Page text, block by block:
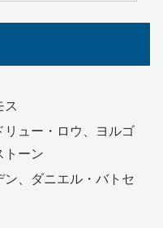
ス
ュー・ロウ、ヨルゴ
トーン
、ダニエル・バトセ